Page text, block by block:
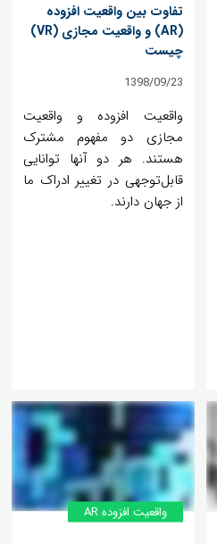
تفاوت بین واقعیت افزوده
(AR) و واقعیت مجازی (VR)
چیست
1398/09/23
واقعیت افزوده و واقعیت
مجازی دو مفهوم مشترک
هستند. هر دو آنها توانایی
قابل‌توجهی در تغییر ادراک ما
از جهان دارند.
واقعیت افزوده AR